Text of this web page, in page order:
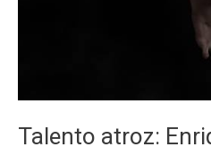
Talento atroz: